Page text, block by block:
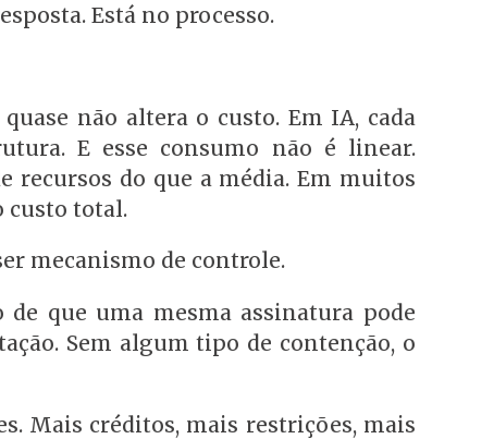
Está no processo.
não altera o custo. Em IA, cada
E esse consumo não é linear.
recursos do que a média. Em muitos
custo total.
mecanismo de controle.
que uma mesma assinatura pode
Sem algum tipo de contenção, o
Mais créditos, mais restrições, mais